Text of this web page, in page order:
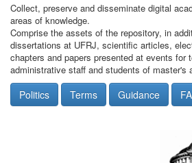
Collect, preserve and disseminate digital
areas of knowledge.
Comprise the assets of the repository, in
dissertations at UFRJ, scientific articles,
chapters and papers presented at events for
administrative staff and students of master's
Politics Terms Guidance